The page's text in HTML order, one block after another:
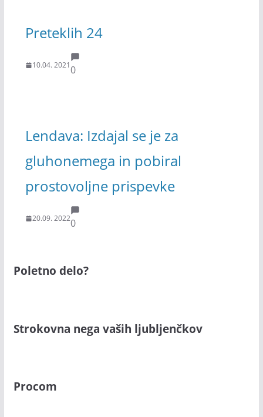
Preteklih 24
10.04. 20210
Lendava: Izdajal se je za
gluhonemega in pobiral
prostovoljne prispevke
20.09. 20220
Poletno delo?
Strokovna nega vaših ljubljenčkov
Procom